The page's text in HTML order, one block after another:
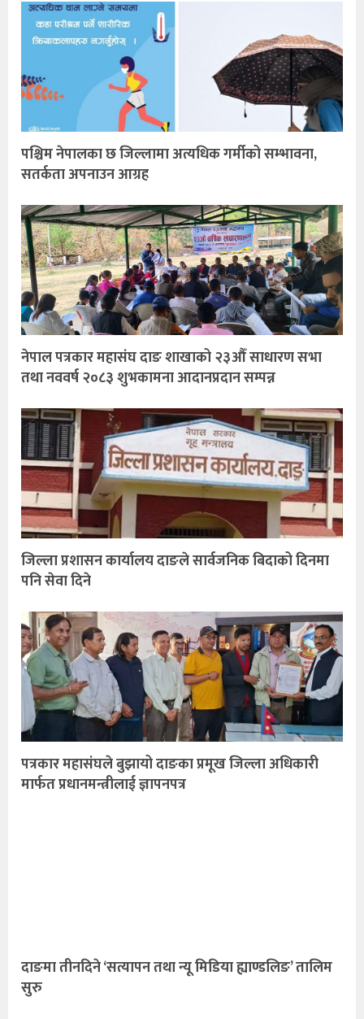
पश्चिम नेपालका छ जिल्लामा अत्यधिक गर्मीको सम्भावना,
सतर्कता अपनाउन आग्रह
नेपाल पत्रकार महासंघ दाङ शाखाको २३औँ साधारण सभा
तथा नववर्ष २०८३ शुभकामना आदानप्रदान सम्पन्न
जिल्ला प्रशासन कार्यालय दाङले सार्वजनिक बिदाको दिनमा
पनि सेवा दिने
पत्रकार महासंघले बुझायो दाङका प्रमूख जिल्ला अधिकारी
मार्फत प्रधानमन्त्रीलाई ज्ञापनपत्र
दाङमा तीनदिने ‘सत्यापन तथा न्यू मिडिया ह्याण्डलिङ’ तालिम
सुरु